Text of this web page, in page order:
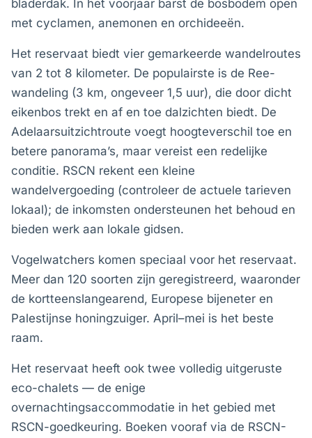
bladerdak. In het voorjaar barst de bosbodem open
met cyclamen, anemonen en orchideeën.
Het reservaat biedt vier gemarkeerde wandelroutes
van 2 tot 8 kilometer. De populairste is de Ree-
wandeling (3 km, ongeveer 1,5 uur), die door dicht
eikenbos trekt en af en toe dalzichten biedt. De
Adelaarsuitzichtroute voegt hoogteverschil toe en
betere panorama’s, maar vereist een redelijke
conditie. RSCN rekent een kleine
wandelvergoeding (controleer de actuele tarieven
lokaal); de inkomsten ondersteunen het behoud en
bieden werk aan lokale gidsen.
Vogelwatchers komen speciaal voor het reservaat.
Meer dan 120 soorten zijn geregistreerd, waaronder
de kortteenslangearend, Europese bijeneter en
Palestijnse honingzuiger. April–mei is het beste
raam.
Het reservaat heeft ook twee volledig uitgeruste
eco-chalets — de enige
overnachtingsaccommodatie in het gebied met
RSCN-goedkeuring. Boeken vooraf via de RSCN-